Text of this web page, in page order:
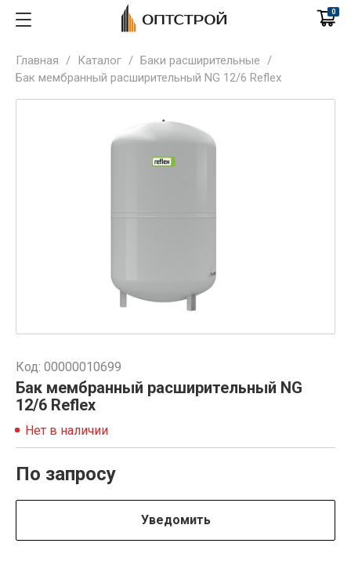
0
Главная / Каталог / Баки расширительные /
Бак мембранный расширительный NG 12/6 Reflex
Код: 00000010699
Бак мембранный расширительный NG
12/6 Reflex
Нет в наличии
По запросу
Уведомить